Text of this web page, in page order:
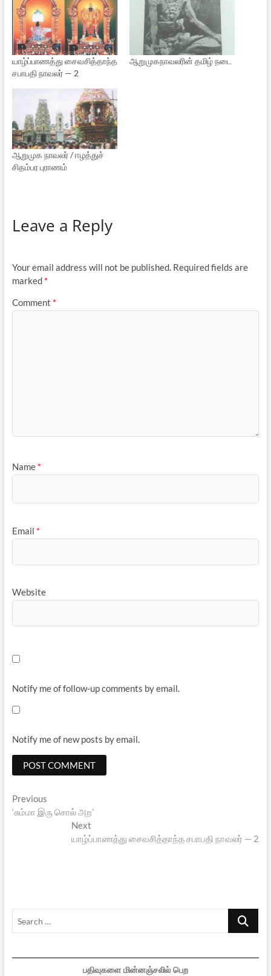
யாழ்ப்பாணத்து சைவசித்தாந்த
சபாபதி நாவலர் — 2
ஆறுமுகநாவலரின் தமிழ் நடை
ஆறுமுக நாவலர் / ஈழத்துச்
சிதம்பர புராணம்
Leave a Reply
Your email address will not be published. Required fields are
marked *
Comment *
Name *
Email *
Website
Notify me of follow-up comments by email.
Notify me of new posts by email.
Post
navigation
PreviousPrevious
post:
‘சும்மா இரு சொல் அற’
Next
post:
யாழ்ப்பாணத்து சைவசித்தாந்த சபாபதி நாவலர் — 2
Search
பதிவுகளை மின்னஞ்சலில் பெற